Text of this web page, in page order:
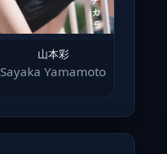
山本彩
Sayaka Yamamoto